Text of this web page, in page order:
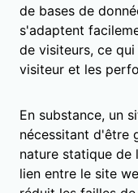
de bases de
s'adaptent
de visiteurs, ce
visiteur et les
En substance, un
nécessitant d'être
nature statique de
lien entre le site